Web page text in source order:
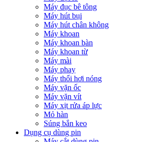
Máy đục bê tông
Máy hút bụi
Máy hút chân không
Máy khoan
Máy khoan bàn
Máy khoan từ
Máy mài
Máy phay
Máy thổi hơi nóng
Máy vặn ốc
Máy vặn vít
Máy xịt rửa áp lực
Mỏ hàn
Súng bắn keo
Dụng cụ dùng pin